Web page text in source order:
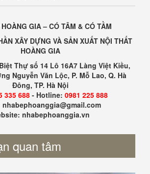
GIA – CÓ TÂM & CÓ TẦM
XÂY DỰNG VÀ SẢN XUẤT NỘI THẤT
HOÀNG GIA
Thự số 14 Lô 16A7 Làng Việt Kiều,
Nguyễn Văn Lộc, P. Mỗ Lao, Q. Hà
Đông, TP. Hà Nội
335 688 - Hotline: 0981 225 888
nhabephoanggia@gmail.com
nhabephoanggia.vn
quan tâm